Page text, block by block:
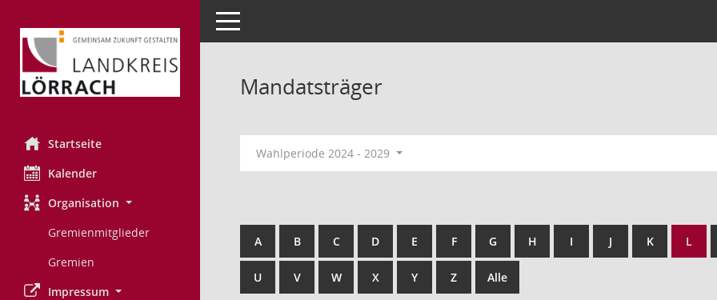
Startseite
Kalender
Organisation
Gremienmitglieder
Gremien
Impressum
Toggle navigation
Mandatsträger
Wahlperiode 2024 - 2029
A B C D E F G H I J K L
U V W X Y Z Alle